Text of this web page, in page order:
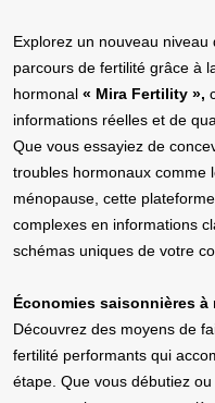
Explorez un nouveau
parcours de fertilité grâce à
hormonal « Mira Fertility »,
informations réelles et de
Que vous essayiez de
troubles hormonaux comme
ménopause, cette
complexes en informations
schémas uniques de votre
Économies saisonnières à
Découvrez des moyens de
fertilité performants qui
étape. Que vous débutiez